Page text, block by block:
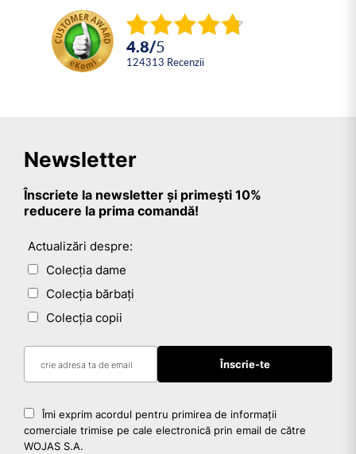
4.8/5
124313 Recenzii
Newsletter
Înscriete la newsletter și primești 10%
reducere la prima comandă!
Actualizări despre:
Colecția dame
Colecția bărbați
Colecția copii
Îmi exprim acordul pentru primirea de informații
comerciale trimise pe cale electronică prin email de către
WOJAS S.A.